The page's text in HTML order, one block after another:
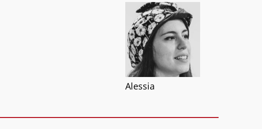
Alessia